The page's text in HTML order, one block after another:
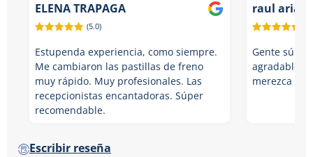
ELENA TRAPAGA
(5.0)
Estupenda experiencia, como siempre.
Me cambiaron las pastillas de freno
muy rápido. Muy profesionales. Las
recepcionistas encantadoras. Súper
recomendable.
raul arias
Gente
agradables.
merezca la
Escribir reseña